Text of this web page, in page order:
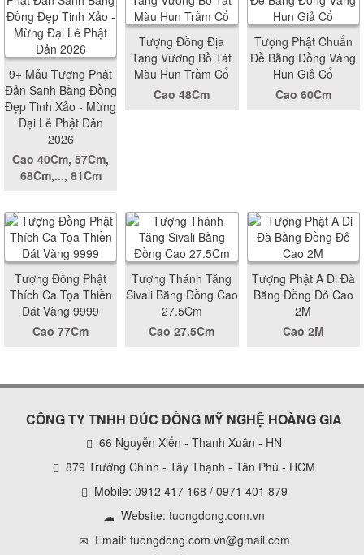
9+ Mẫu Tượng Phật
Đản Sanh Bằng Đồng
Đẹp Tinh Xảo - Mừng
Đại Lễ Phật Đản
2026
Cao 40Cm, 57Cm,
68Cm,..., 81Cm
Tượng Đồng Địa
Tạng Vương Bồ Tát
Màu Hun Trầm Cổ
Cao 48Cm
Tượng Phật Chuẩn
Đề Bằng Đồng Vàng
Hun Giả Cổ
Cao 60Cm
Tượng Đồng Phật
Thích Ca Tọa Thiền
Dát Vàng 9999
Cao 77Cm
Tượng Thánh Tăng
Sivali Bằng Đồng Cao
27.5Cm
Cao 27.5Cm
Tượng Phật A Di Đà
Bằng Đồng Đỏ Cao
2M
Cao 2M
CÔNG TY TNHH ĐÚC ĐỒNG MỸ NGHỆ HOÀNG GIA
66 Nguyễn Xiển - Thanh Xuân - HN
879 Trường Chinh - Tây Thạnh - Tân Phú - HCM
Mobile: 0912 417 168 / 0971 401 879
Website: tuongdong.com.vn
Email: tuongdong.com.vn@gmail.com